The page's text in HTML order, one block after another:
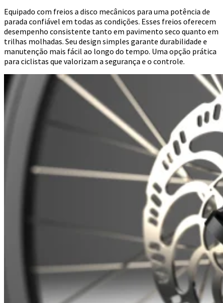
Equipado com freios a disco mecânicos para uma potência de
parada confiável em todas as condições. Esses freios oferecem
desempenho consistente tanto em pavimento seco quanto em
trilhas molhadas. Seu design simples garante durabilidade e
manutenção mais fácil ao longo do tempo. Uma opção prática
para ciclistas que valorizam a segurança e o controle.